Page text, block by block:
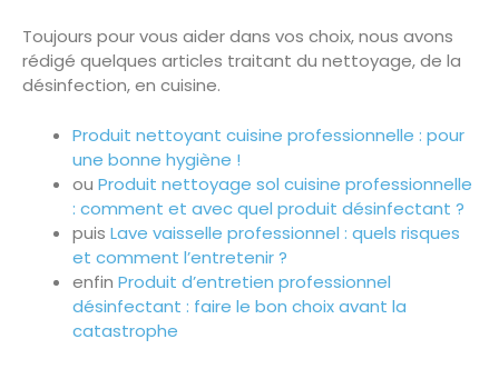
Toujours pour vous aider dans vos choix, nous avons
rédigé quelques articles traitant du nettoyage, de la
désinfection, en cuisine.
Produit nettoyant cuisine professionnelle : pour
une bonne hygiène !
ou Produit nettoyage sol cuisine professionnelle
: comment et avec quel produit désinfectant ?
puis Lave vaisselle professionnel : quels risques
et comment l’entretenir ?
enfin Produit d’entretien professionnel
désinfectant : faire le bon choix avant la
catastrophe